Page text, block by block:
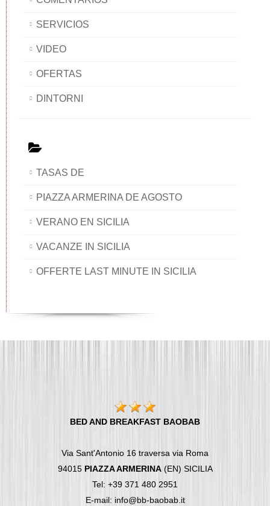
SERVICIOS
VIDEO
OFERTAS
DINTORNI
TASAS DE
PIAZZA ARMERINA DE AGOSTO
VERANO EN SICILIA
VACANZE IN SICILIA
OFFERTE LAST MINUTE IN SICILIA
BED AND BREAKFAST BAOBAB
Via Sant'Antonio 16 traversa via Roma
94015 PIAZZA ARMERINA(EN) SICILIA
Tel: +39 371 480 2951
E-mail: info@bb-baobab.it